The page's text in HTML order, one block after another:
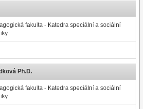
fakulta - Katedra speciální a sociální
Ph.D.
fakulta - Katedra speciální a sociální